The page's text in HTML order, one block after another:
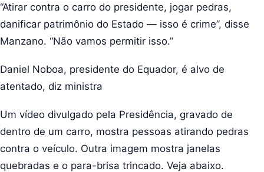
“Atirar contra o carro do presidente, jogar pedras,
danificar patrimônio do Estado — isso é crime”, disse
Manzano. “Não vamos permitir isso.”
Daniel Noboa, presidente do Equador, é alvo de
atentado, diz ministra
Um vídeo divulgado pela Presidência, gravado de
dentro de um carro, mostra pessoas atirando pedras
contra o veículo. Outra imagem mostra janelas
quebradas e o para-brisa trincado. Veja abaixo.